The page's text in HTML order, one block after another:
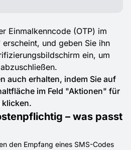
Einmalkenncode (OTP) im
und geben Sie ihn
ein, um
auch erhalten, indem Sie auf
im Feld "Aktionen" für
klicken.
– was passt
den Empfang eines SMS-Codes